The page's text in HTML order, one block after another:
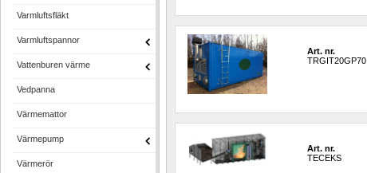
Varmluftsfläkt
Varmluftspannor
Vattenburen värme
Vedpanna
Värmemattor
Värmepump
Värmerör
Art. nr.
TRGIT20GP70
Art. nr.
TECEKS